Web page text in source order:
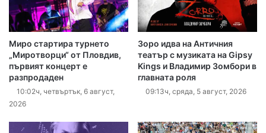
Миро стартира турнето
„Миротворци“ от Пловдив,
първият концерт е
разпродаден
10:02ч, четвъртък, 6 август,
2026
Зоро идва на Античния
театър с музиката на Gipsy
Kings и Владимир Зомбори в
главната роля
09:13ч, сряда, 5 август, 2026